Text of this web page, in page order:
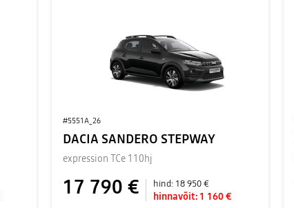
#5551A_26
DACIA SANDERO STEPWAY
expression TCe 110hj
17 790 € hind: 18 950 €
hinnavõit: 1 160 €